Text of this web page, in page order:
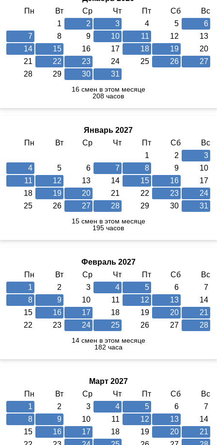
Пн
Вт Ср Чт Пт Сб
Вс
1
2 3 4 5
6
7
8 9 10 11 12
13
14
15 16 17 18 19
20
21
22 23 24 25 26
27
28
29 30 31
16 смен в этом месяце
208 часов
Январь 2027
Пн
Вт Ср Чт Пт Сб
Вс
1
2
3
4
5 6 7 8 9
10
11
12 13 14 15 16
17
18
19 20 21 22 23
24
25
26 27 28 29 30 31
15 смен в этом месяце
195 часов
Февраль 2027
Пн
Вт Ср Чт Пт Сб
Вс
1
2 3 4 5 6
7
8
9 10 11 12 13
14
15
16 17 18 19 20
21
22
23 24 25 26 27 28
14 смен в этом месяце
182 часа
Март 2027
Пн
Вт Ср Чт Пт Сб
Вс
1
2 3 4 5 6
7
8
9 10 11 12 13
14
15
16 17 18 19 20
21